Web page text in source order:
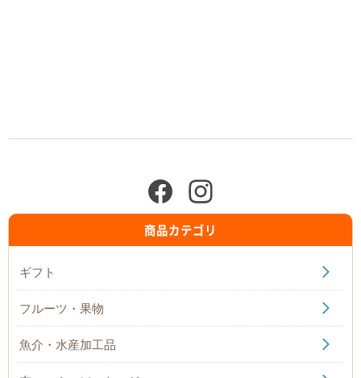
商品カテゴリ
ギフト
フルーツ・果物
魚介・水産加工品